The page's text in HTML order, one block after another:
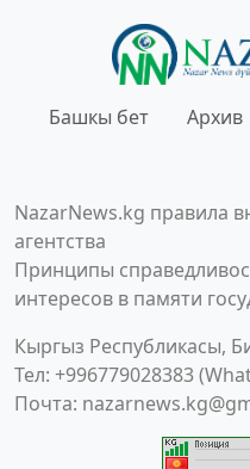
Башкы бет Архив
NazarNews.kg правила
агентства
Принципы
интересов в памяти
Кыргыз Республикасы,
Тел: +996779028383
Почта: